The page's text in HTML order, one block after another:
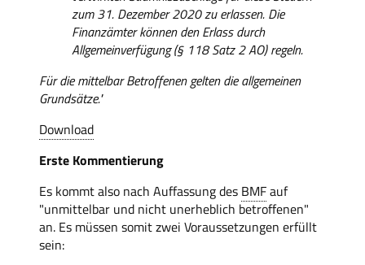
zum 31. Dezember 2020 zu erlassen. Die
Finanzämter können den Erlass durch
Allgemeinverfügung (§ 118 Satz 2 AO) regeln.
Für die mittelbar Betroffenen gelten die allgemeinen
Grundsätze."
Download
Erste Kommentierung
Es kommt also nach Auffassung des BMFauf
"unmittelbar und nicht unerheblich betroffenen"
an. Es müssen somit zwei Voraussetzungen erfüllt
sein: